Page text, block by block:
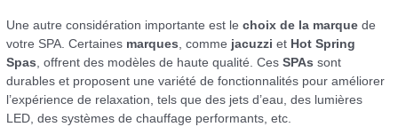
Une autre considération importante est lechoix de la marque de
votre SPA. Certaines marques, comme jacuzzi et Hot Spring
Spas, offrent des modèles de haute qualité. CesSPAs sont
durables et proposent une variété de fonctionnalités pour améliorer
l’expérience de relaxation, tels que des jets d’eau, des lumières
LED, des systèmes de chauffage performants, etc.